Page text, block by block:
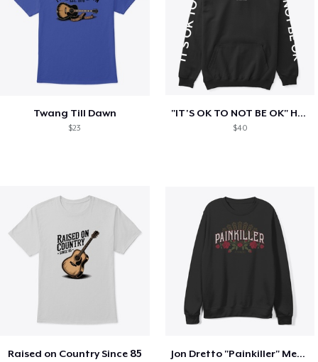
Twang Till Dawn
$23
"IT'S OK TO NOT BE OK" Hoodie (BP LOGO)
$40
Raised on Country Since 85 Jon Dretto "Painkiller" Merch Collection